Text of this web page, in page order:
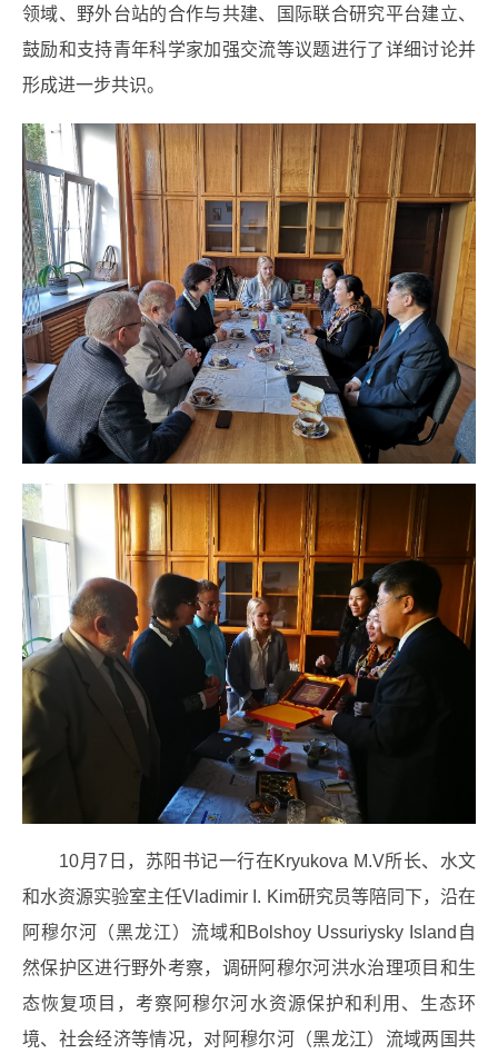
领域、野外台站的合作与共建、国际联合研究平台建立、
鼓励和支持青年科学家加强交流等议题进行了详细讨论并
形成进一步共识。
10月7日，苏阳书记一行在Kryukova M.V所长、水文
和水资源实验室主任Vladimir I. Kim研究员等陪同下，沿在
阿穆尔河（黑龙江）流域和Bolshoy Ussuriysky Island自
然保护区进行野外考察，调研阿穆尔河洪水治理项目和生
态恢复项目，考察阿穆尔河水资源保护和利用、生态环
境、社会经济等情况，对阿穆尔河（黑龙江）流域两国共